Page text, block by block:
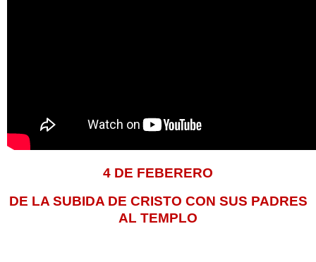
4 DE FEBERERO
DE LA SUBIDA DE CRISTO CON SUS PADRES
AL TEMPLO